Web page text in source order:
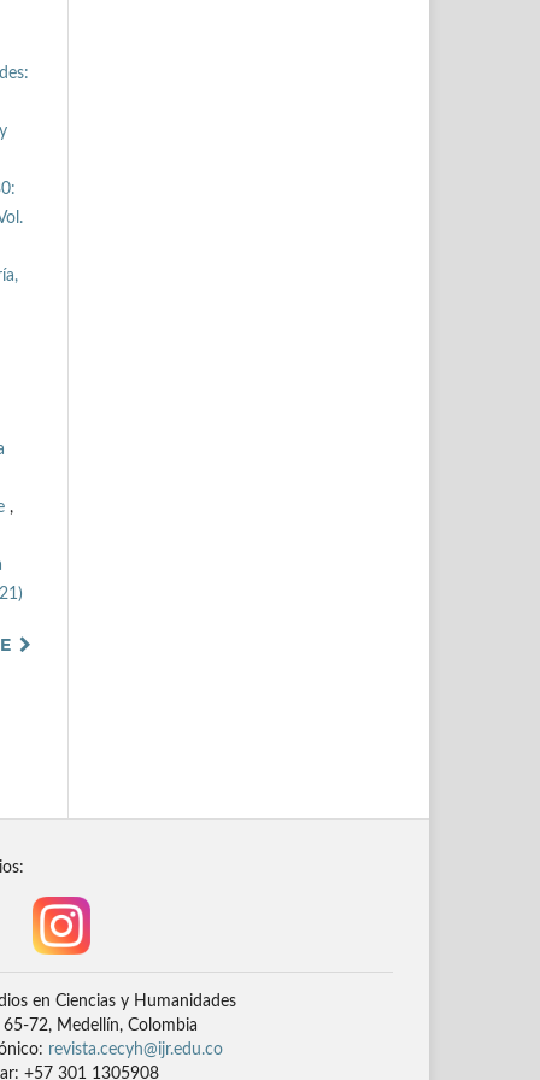
,
en Ciencias y Humanidades
65-72, Medellín, Colombia
revista.cecyh@ijr.edu.co
+57 301 1305908